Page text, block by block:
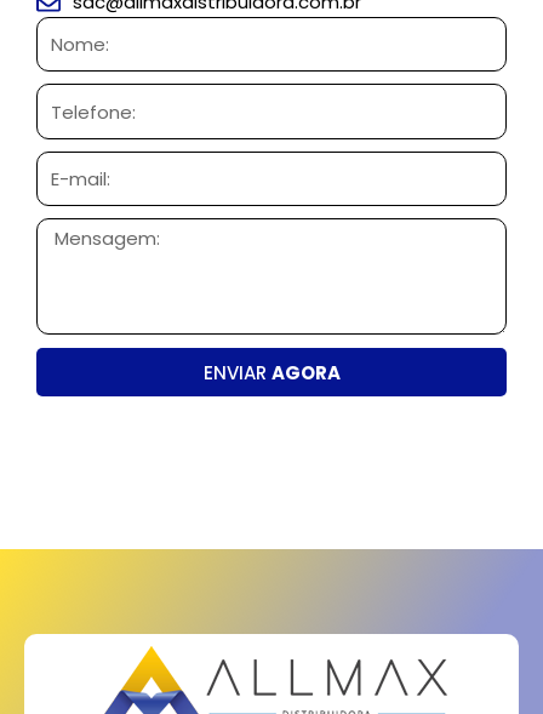
Nome:
Telefone:
E-
mail:
Mensagem:
ENVIAR AGORA